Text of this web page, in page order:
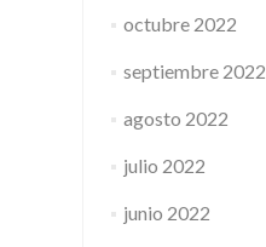
octubre 2022
septiembre 2022
agosto 2022
julio 2022
junio 2022